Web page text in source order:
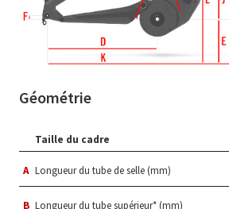
Géométrie
Taille du cadre
A Longueur du tube de selle (mm)
B Longueur du tube supérieur* (mm)